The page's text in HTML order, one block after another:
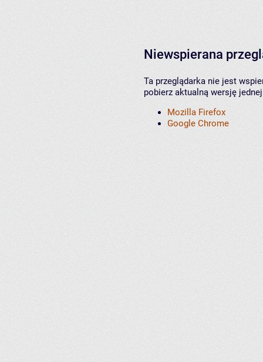
Niewspierana
Ta przeglądarka nie jest
pobierz aktualną wersję
Mozilla Firefox
Google Chrome